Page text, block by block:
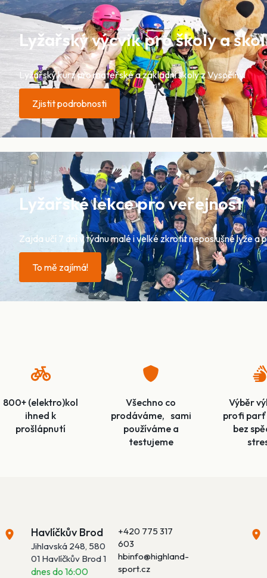
Lyžařský výcvik pro školy a
Lyžařský kurz pro mateřské a základní školy z Vysočiny.
Zjistit podrobnosti
Lyžařské lekce pro veřejnost
Zajda učí 7 dní v týdnu malé i velké zkrotit neposlušné lyže a
To mě zajímá!
800+ (elektro)kol
ihned k
prošlápnutí
Všechno co
prodáváme, sami
používáme a
testujeme
Výběr
profi
bez
Havlíčkův Brod
Jihlavská 248, 580
01 Havlíčkův Brod 1
dnes do 16:00
+420 775 317
603
hbinfo@highland-
sport.cz